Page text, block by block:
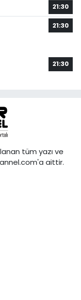
21:30
21:30
21:30
tüm yazı ve
aittir.